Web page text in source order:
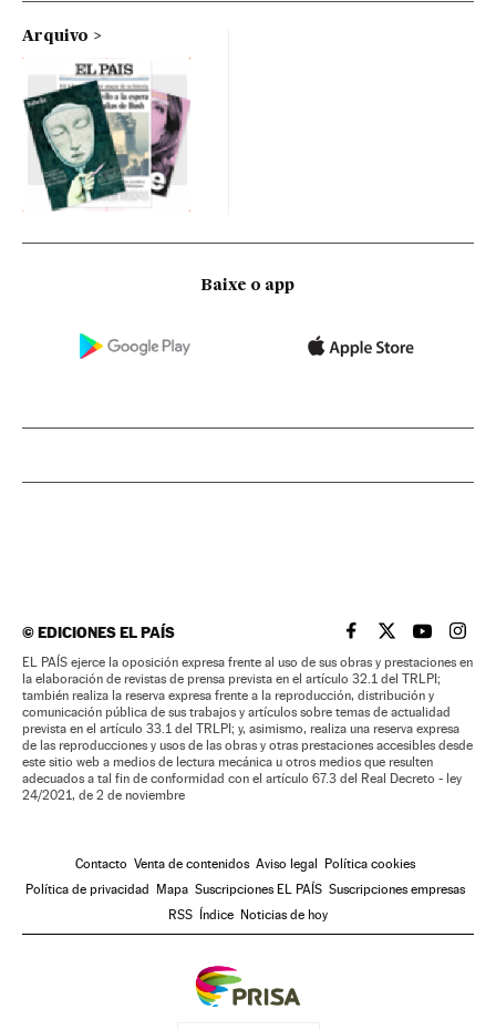
Arquivo
Baixe o app
©EDICIONES EL PAÍS EL PAÍS BRASIL EN
EL PAÍSEL PAÍS
EL
EL PAÍS ejerce la oposición expresa frente al uso de sus obras y prestaciones en
la elaboración de revistas de prensa prevista en el artículo 32.1 del TRLPI;
también realiza la reserva expresa frente a la reproducción, distribución y
comunicación pública de sus trabajos y artículos sobre temas de actualidad
prevista en el artículo 33.1 del TRLPI; y, asimismo, realiza una reserva expresa
de las reproducciones y usos de las obras y otras prestaciones accesibles desde
este sitio web a medios de lectura mecánica u otros medios que resulten
adecuados a tal fin de conformidad con el artículo 67.3 del Real Decreto - ley
24/2021, de 2 de noviembre
Contacto Venta de contenidos Aviso legal
Política cookies
Política de privacidad
Mapa Suscripciones EL PAÍS Suscripciones empresas
RSS
Índice Noticias de hoy